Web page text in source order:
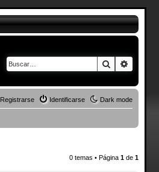
Buscar
Dark mode
Identificarse
Registrarse
0 temas • Página1 de1